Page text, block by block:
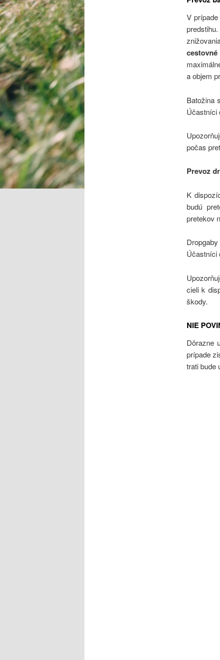
V
a objem
Batožina
Účastníci
počas
Prevoz
K
budú
pretekov
Účastníci
cieli k
škody.
NIE
Dôrazne
prípade
trati bude